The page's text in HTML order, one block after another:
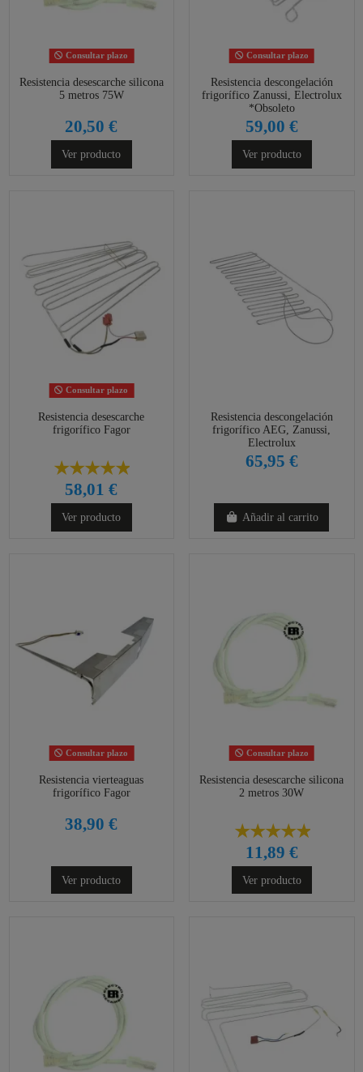
Consultar plazo
Resistencia desescarche silicona
5 metros 75W
20,50 €
Ver producto
Consultar plazo
Resistencia descongelación
frigorífico Zanussi, Electrolux
*Obsoleto
59,00 €
Ver producto
Consultar plazo
Resistencia desescarche
frigorífico Fagor
58,01 €
Ver producto
Resistencia descongelación
frigorífico AEG, Zanussi,
Electrolux
65,95 €
Añadir al carrito
Consultar plazo
Resistencia vierteaguas
frigorífico Fagor
38,90 €
Ver producto
Consultar plazo
Resistencia desescarche silicona
2 metros 30W
11,89 €
Ver producto